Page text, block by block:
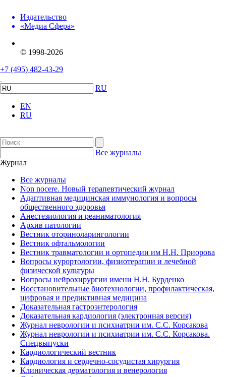
Издательство
«Медиа Сфера»
© 1998-2026
+7 (495) 482-43-29
RU
EN
RU
Все журналы
Журнал
Все журналы
Non nocere. Новый терапевтический журнал
Адаптивная медицинская иммунология и вопросы
общественного здоровья
Анестезиология и реаниматология
Архив патологии
Вестник оториноларингологии
Вестник офтальмологии
Вестник травматологии и ортопедии им Н.Н. Приорова
Вопросы курортологии, физиотерапии и лечебной
физической культуры
Вопросы нейрохирургии имени Н.Н. Бурденко
Восстановительные биотехнологии, профилактическая,
цифровая и предиктивная медицина
Доказательная гастроэнтерология
Доказательная кардиология (электронная версия)
Журнал неврологии и психиатрии им. С.С. Корсакова
Журнал неврологии и психиатрии им. С.С. Корсакова.
Спецвыпуски
Кардиологический вестник
Кардиология и сердечно-сосудистая хирургия
Клиническая дерматология и венерология